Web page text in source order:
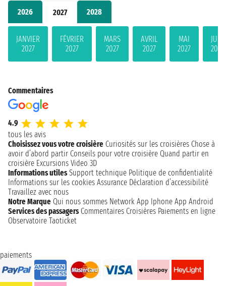
2026 2027 2028
JANVIER
2027
FÉVRIER
2027
MARS
2027
AVRIL
2027
MAI
2027
JUIN
2027
Commentaires
4.9
tous les avis
Choisissez vous votre croisière Curiosités sur les croisières Chose à
avoir d’abord partir Conseils pour votre croisière Quand partir en
croisière Excursions Video 3D
Informations utiles Support technique Politique de confidentialité
Informations sur les cookies Assurance Déclaration d’accessibilité
Travaillez avec nous
Notre Marque Qui nous sommes Network App Iphone App Android
Services des passagers Commentaires Croisières Paiements en ligne
Observatoire Taoticket
paiements